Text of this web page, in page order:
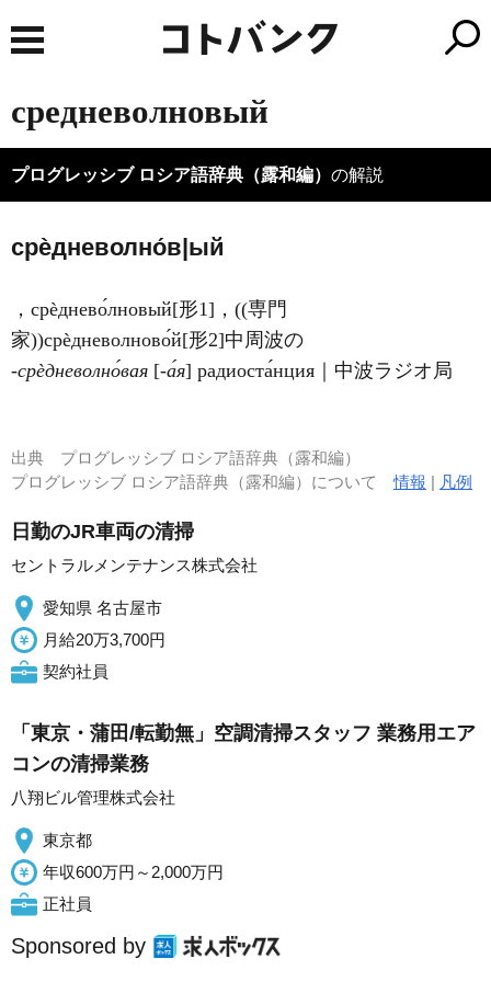
средневолновый
プログレッシブ ロシア語辞典（露和編） の解説
срѐдневолно́в|ый
，срѐднево́лновый[形1]，((専門
家))срѐдневолново́й[形2]中周波の
‐срѐдневолно́вая [-а́я] радиоста́нция｜中波ラジオ局
出典 プログレッシブ ロシア語辞典（露和編）
プログレッシブ ロシア語辞典（露和編）について情報 | 凡例
日勤のJR車両の清掃
セントラルメンテナンス株式会社
愛知県 名古屋市
月給20万3,700円
契約社員
「東京・蒲田/転勤無」空調清掃スタッフ 業務用エア
コンの清掃業務
八翔ビル管理株式会社
東京都
年収600万円～2,000万円
正社員
Sponsored by